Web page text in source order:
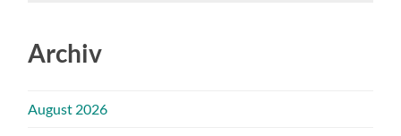
Archiv
August 2026